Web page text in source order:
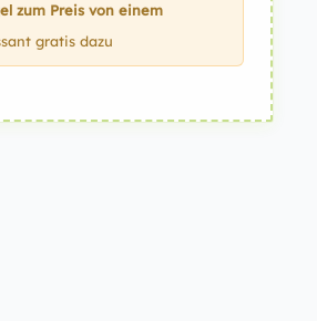
zum Preis von einem
gratis dazu